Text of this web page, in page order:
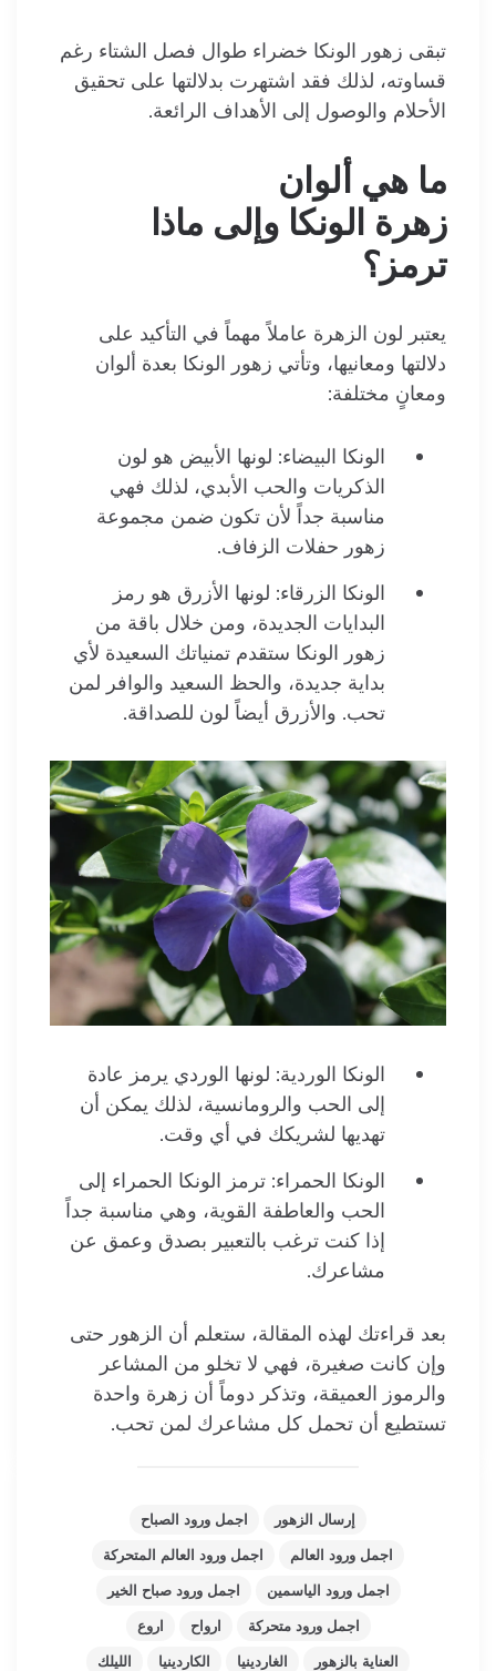
تبقى زهور الونكا خضراء طوال فصل الشتاء رغم
قساوته، لذلك فقد اشتهرت بدلالتها على تحقيق
الأحلام والوصول إلى الأهداف الرائعة.
ما هي ألوان
زهرة الونكا وإلى ماذا
ترمز؟
يعتبر لون الزهرة عاملاً مهماً في التأكيد على
دلالتها ومعانيها، وتأتي زهور الونكا بعدة ألوان
ومعانٍ مختلفة:
الونكا البيضاء: لونها الأبيض هو لون
الذكريات والحب الأبدي، لذلك فهي
مناسبة جداً لأن تكون ضمن مجموعة
زهور حفلات الزفاف.
الونكا الزرقاء: لونها الأزرق هو رمز
البدايات الجديدة، ومن خلال باقة من
زهور الونكا ستقدم تمنياتك السعيدة لأي
بداية جديدة، والحظ السعيد والوافر لمن
تحب. والأزرق أيضاً لون للصداقة.
الونكا الوردية: لونها الوردي يرمز عادة
إلى الحب والرومانسية، لذلك يمكن أن
تهديها لشريكك في أي وقت.
الونكا الحمراء: ترمز الونكا الحمراء إلى
الحب والعاطفة القوية، وهي مناسبة جداً
إذا كنت ترغب بالتعبير بصدق وعمق عن
مشاعرك.
بعد قراءتك لهذه المقالة، ستعلم أن الزهور حتى
وإن كانت صغيرة، فهي لا تخلو من المشاعر
والرموز العميقة، وتذكر دوماً أن زهرة واحدة
تستطيع أن تحمل كل مشاعرك لمن تحب.
إرسال الزهور
اجمل ورود الصباح
اجمل ورود العالم
اجمل ورود العالم المتحركة
اجمل ورود الياسمين
اجمل ورود صباح الخير
اجمل ورود متحركة
ارواح
اروع
العناية بالزهور
الغاردينيا الكاردينيا
الليلك